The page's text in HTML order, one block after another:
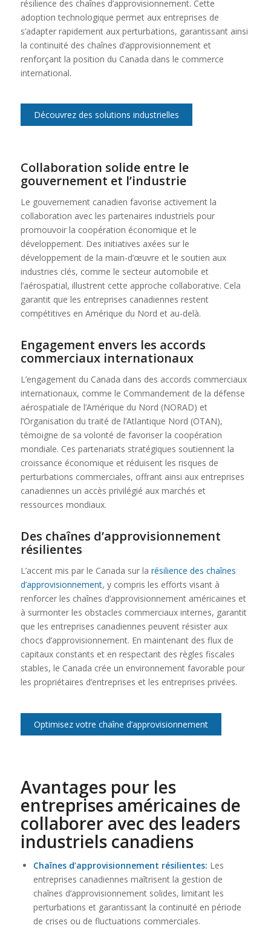
résilience des chaînes d’approvisionnement. Cette
adoption technologique permet aux entreprises de
s’adapter rapidement aux perturbations, garantissant ainsi
la continuité des chaînes d’approvisionnement et
renforçant la position du Canada dans le commerce
international.
Découvrez des solutions industrielles
Collaboration solide entre le
gouvernement et l’industrie
Le gouvernement canadien favorise activement la
collaboration avec les partenaires industriels pour
promouvoir la coopération économique et le
développement. Des initiatives axées sur le
développement de la main-d’œuvre et le soutien aux
industries clés, comme le secteur automobile et
l’aérospatial, illustrent cette approche collaborative. Cela
garantit que les entreprises canadiennes restent
compétitives en Amérique du Nord et au-delà.
Engagement envers les accords
commerciaux internationaux
L’engagement du Canada dans des accords commerciaux
internationaux, comme le Commandement de la défense
aérospatiale de l’Amérique du Nord (NORAD) et
l’Organisation du traité de l’Atlantique Nord (OTAN),
témoigne de sa volonté de favoriser la coopération
mondiale. Ces partenariats stratégiques soutiennent la
croissance économique et réduisent les risques de
perturbations commerciales, offrant ainsi aux entreprises
canadiennes un accès privilégié aux marchés et
ressources mondiaux.
Des chaînes d’approvisionnement
résilientes
L’accent mis par le Canada sur la résilience des chaînes
d’approvisionnement, y compris les efforts visant à
renforcer les chaînes d’approvisionnement américaines et
à surmonter les obstacles commerciaux internes, garantit
que les entreprises canadiennes peuvent résister aux
chocs d’approvisionnement. En maintenant des flux de
capitaux constants et en respectant des règles fiscales
stables, le Canada crée un environnement favorable pour
les propriétaires d’entreprises et les entreprises privées.
Optimisez votre chaîne d’approvisionnement
Avantages pour les
entreprises américaines de
collaborer avec des leaders
industriels canadiens
Chaînes d’approvisionnement résilientes: Les
entreprises canadiennes maîtrisent la gestion de
chaînes d’approvisionnement solides, limitant les
perturbations et garantissant la continuité en période
de crises ou de fluctuations commerciales.